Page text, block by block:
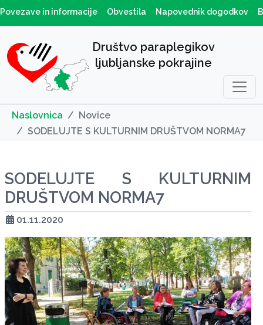
Povezave in informacije Obvestila Napovednik dogodkov
Društvo paraplegikov
ljubljanske pokrajine
Naslovnica
Novice
SODELUJTE S KULTURNIM DRUŠTVOM NORMA7
SODELUJTE S KULTURNIM
DRUŠTVOM NORMA7
01.11.2020